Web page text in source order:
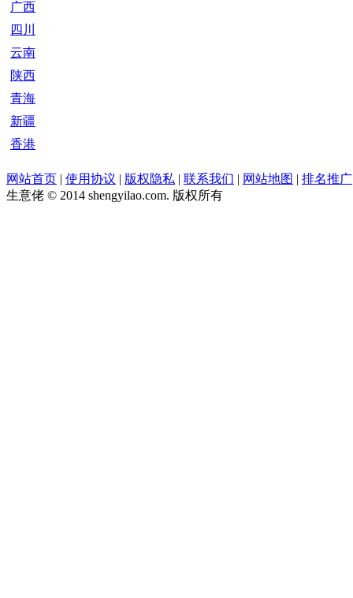
广西
四川
云南
陕西
青海
新疆
香港
网站首页 | 使用协议 | 版权隐私 | 联系我们 | 网站地图 | 排名推广
生意佬 © 2014 shengyilao.com. 版权所有